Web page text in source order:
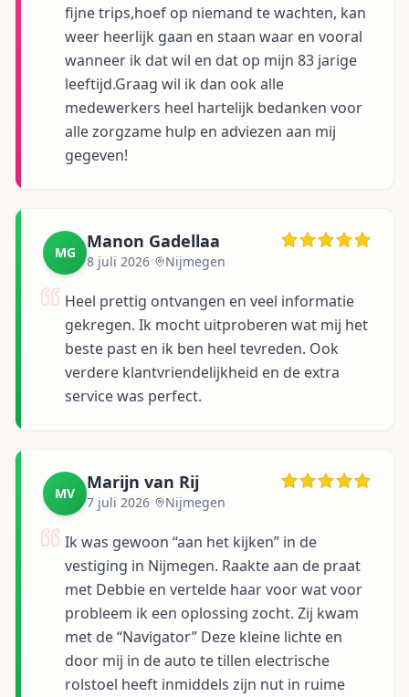
fijne trips,hoef op niemand te wachten, kan
weer heerlijk gaan en staan waar en vooral
wanneer ik dat wil en dat op mijn 83 jarige
leeftijd.Graag wil ik dan ook alle
medewerkers heel hartelijk bedanken voor
alle zorgzame hulp en adviezen aan mij
gegeven!
MG
Manon Gadellaa
8 juli 2026• Nijmegen
Heel prettig ontvangen en veel informatie
gekregen. Ik mocht uitproberen wat mij het
beste past en ik ben heel tevreden. Ook
verdere klantvriendelijkheid en de extra
service was perfect.
MV
Marijn van Rij
7 juli 2026• Nijmegen
Ik was gewoon “aan het kijken” in de
vestiging in Nijmegen. Raakte aan de praat
met Debbie en vertelde haar voor wat voor
probleem ik een oplossing zocht. Zij kwam
met de “Navigator” Deze kleine lichte en
door mij in de auto te tillen electrische
rolstoel heeft inmiddels zijn nut in ruime